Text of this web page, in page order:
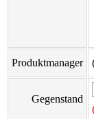
Produktmanager
Gegenstand